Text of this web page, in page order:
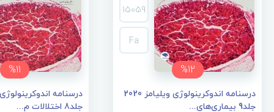
%12
15059
Fa
درسنامه اندوکرینولوژی ویلیامز 2020
جلد9 بیماری‌های...
%11
جلد8 اختلالات م...